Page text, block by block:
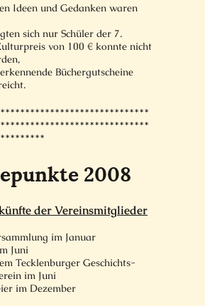
Ideen und Gedanken waren
sich nur Schüler der 7.
von 100 € konnte nicht
Büchergutscheine
2008
der Vereinsmitglieder
im Januar
Juni
Tecklenburger Geschichts-
im Juni
im Dezember